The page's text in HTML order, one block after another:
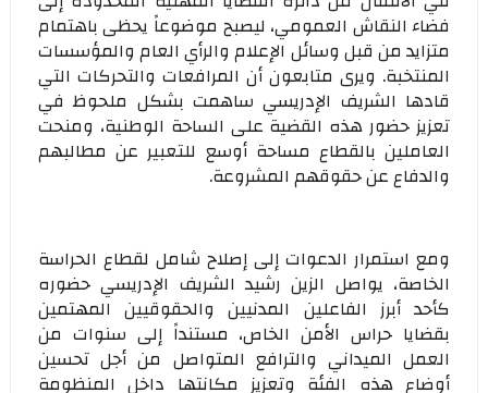
فضاء النقاش العمومي، ليصبح موضوعاً يحظى باهتمام
متزايد من قبل وسائل الإعلام والرأي العام والمؤسسات
المنتخبة. ويرى متابعون أن المرافعات والتحركات التي
قادها الشريف الإدريسي ساهمت بشكل ملحوظ في
تعزيز حضور هذه القضية على الساحة الوطنية، ومنحت
العاملين بالقطاع مساحة أوسع للتعبير عن مطالبهم
والدفاع عن حقوقهم المشروعة.
ومع استمرار الدعوات إلى إصلاح شامل لقطاع الحراسة
الخاصة، يواصل الزين رشيد الشريف الإدريسي حضوره
كأحد أبرز الفاعلين المدنيين والحقوقيين المهتمين
بقضايا حراس الأمن الخاص، مستنداً إلى سنوات من
العمل الميداني والترافع المتواصل من أجل تحسين
أوضاع هذه الفئة وتعزيز مكانتها داخل المنظومة